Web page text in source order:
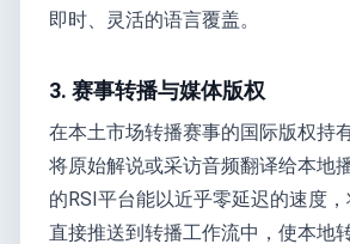
即时、灵活的语言覆盖。
3. 赛事转播与媒体版权
在本土市场转播赛事的国际版权持
将原始解说或采访音频翻译给本地
的RSI平台能以近乎零延迟的速度
直接推送到转播工作流中，使本地